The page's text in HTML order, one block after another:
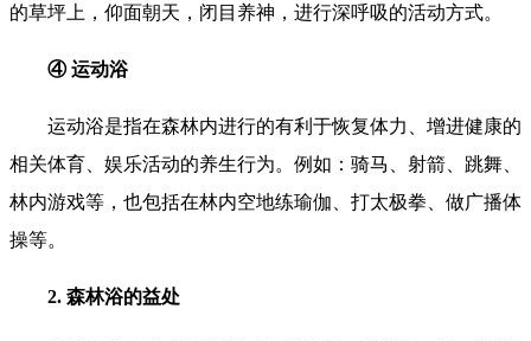
的草坪上，仰面朝天，闭目养神，进行深呼吸的活动方式。
④ 运动浴
运动浴是指在森林内进行的有利于恢复体力、增进健康的
相关体育、娱乐活动的养生行为。例如：骑马、射箭、跳舞、
林内游戏等，也包括在林内空地练瑜伽、打太极拳、做广播体
操等。
2. 森林浴的益处